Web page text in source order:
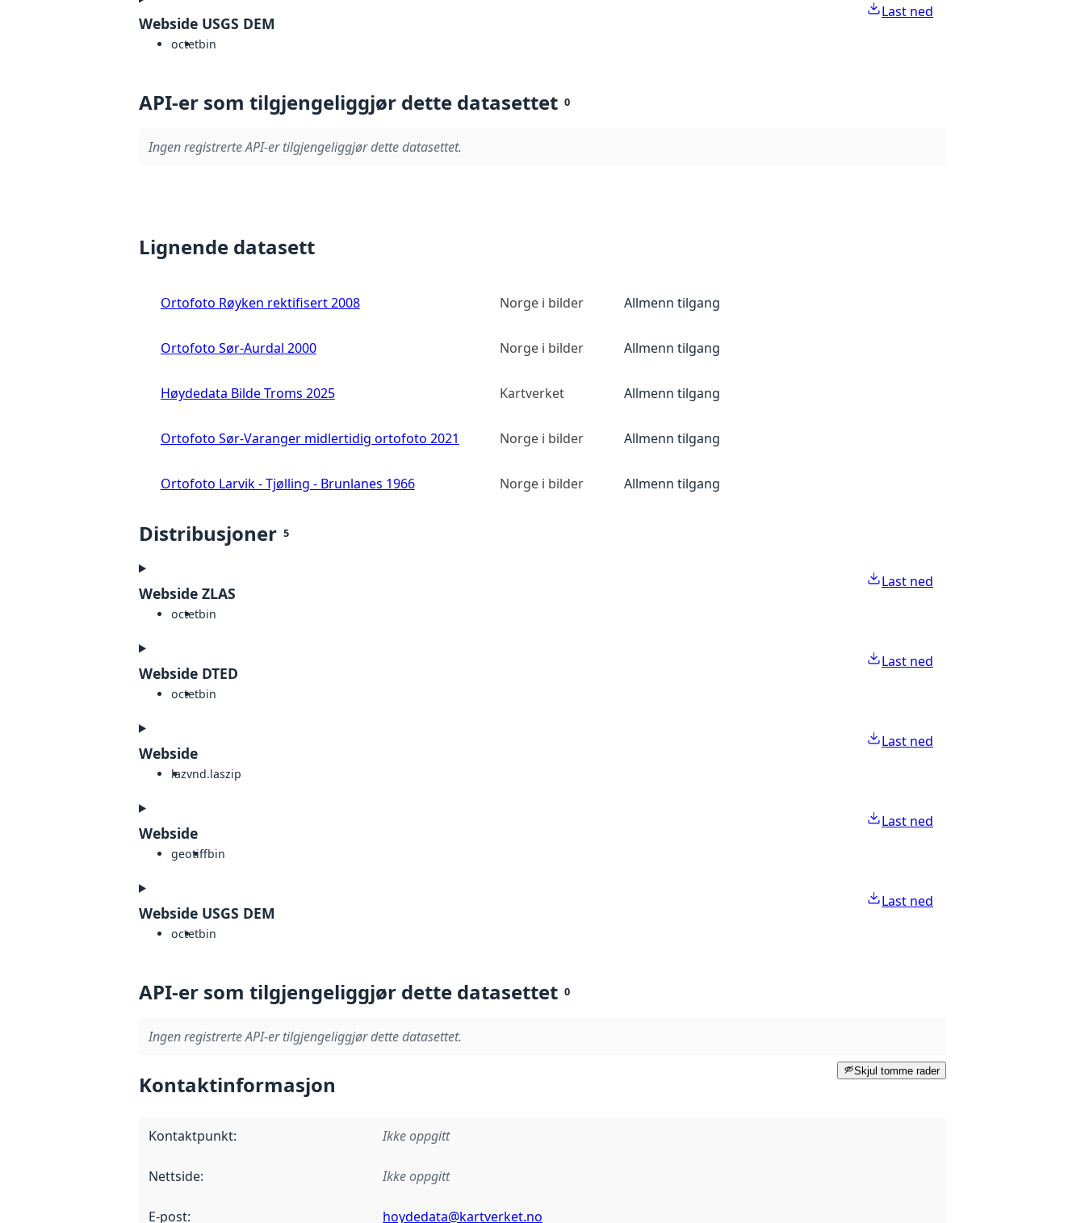
Webside USGS DEM
octetbin
Last ned
API-er som tilgjengeliggjør dette datasettet 0
Ingen registrerte API-er tilgjengeliggjør dette datasettet.
Lignende datasett
Ortofoto Røyken rektifisert 2008 Norge i bilder Allmenn tilgang
Ortofoto Sør-Aurdal 2000 Norge i bilder Allmenn tilgang
Høydedata Bilde Troms 2025 Kartverket Allmenn tilgang
Ortofoto Sør-Varanger midlertidig ortofoto 2021 Norge i bilder Allmenn tilgang
Ortofoto Larvik - Tjølling - Brunlanes 1966 Norge i bilder Allmenn tilgang
Distribusjoner 5
Webside ZLAS
octetbin
Last ned
Webside DTED
octetbin
Last ned
Webside
lazvnd.laszip
Last ned
Webside
geotiffbin
Last ned
Webside USGS DEM
octetbin
Last ned
API-er som tilgjengeliggjør dette datasettet 0
Ingen registrerte API-er tilgjengeliggjør dette datasettet.
Skjul tomme rader
Kontaktinformasjon
Kontaktpunkt: Ikke oppgitt
Nettside: Ikke oppgitt
E-post: hoydedata@kartverket.no